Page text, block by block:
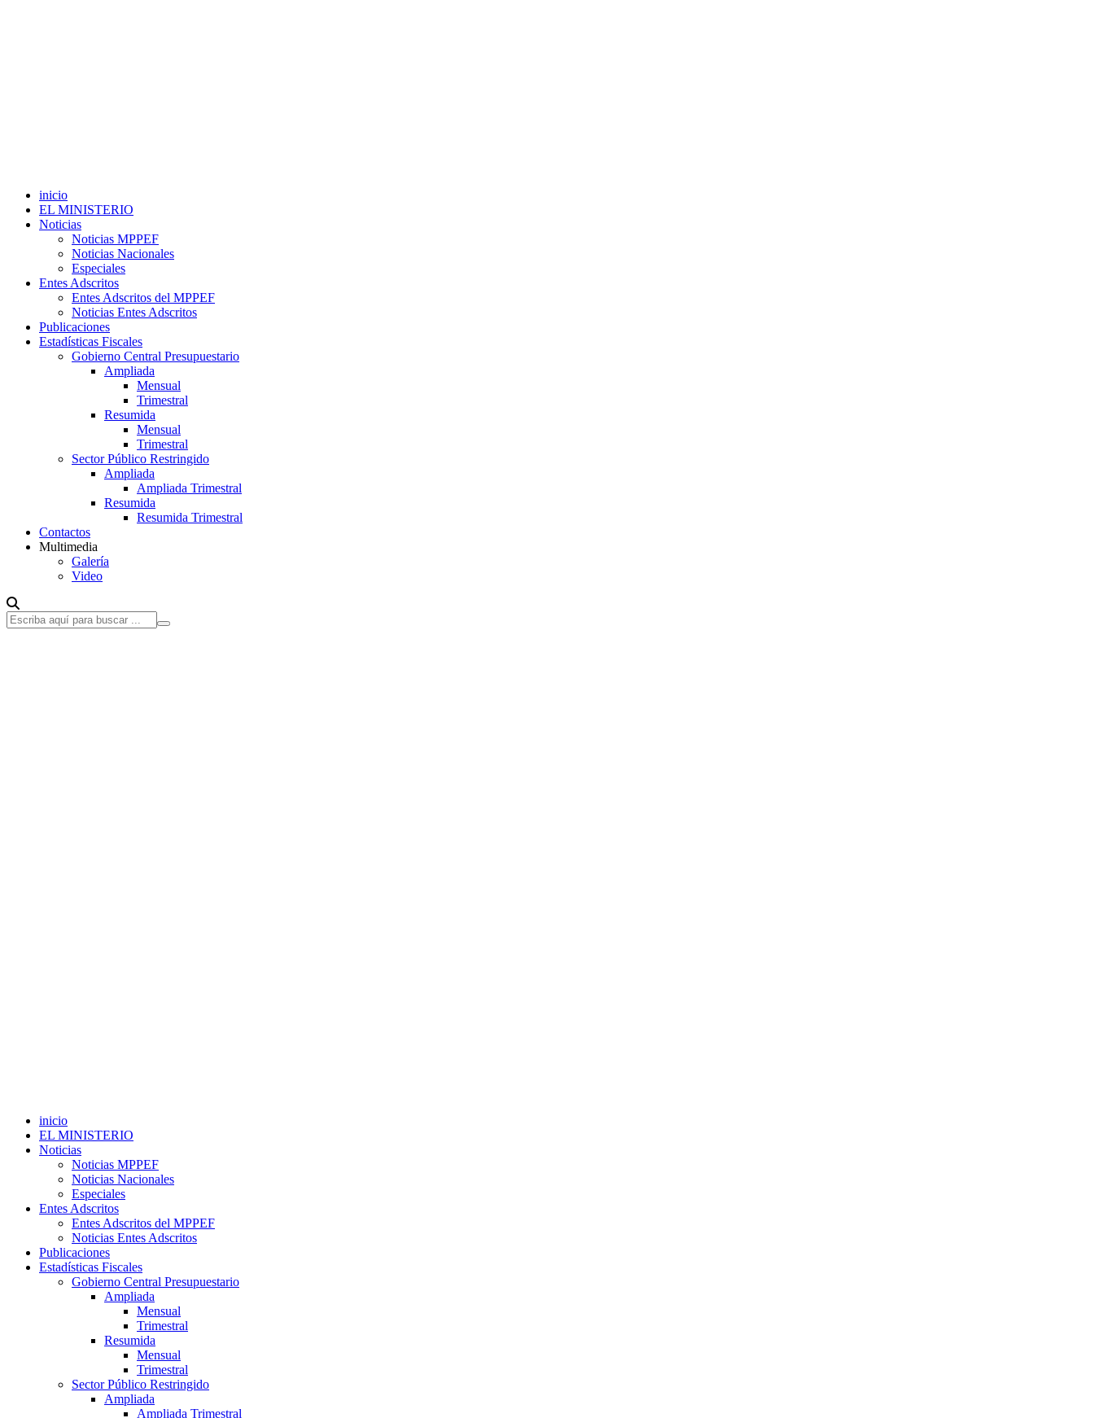
inicio
EL MINISTERIO
Noticias
Noticias MPPEF
Noticias Nacionales
Especiales
Entes Adscritos
Entes Adscritos del MPPEF
Noticias Entes Adscritos
Publicaciones
Estadísticas Fiscales
Gobierno Central Presupuestario
Ampliada
Mensual
Trimestral
Resumida
Mensual
Trimestral
Sector Público Restringido
Ampliada
Ampliada Trimestral
Resumida
Resumida Trimestral
Contactos
Multimedia
Galería
Video
inicio
EL MINISTERIO
Noticias
Noticias MPPEF
Noticias Nacionales
Especiales
Entes Adscritos
Entes Adscritos del MPPEF
Noticias Entes Adscritos
Publicaciones
Estadísticas Fiscales
Gobierno Central Presupuestario
Ampliada
Mensual
Trimestral
Resumida
Mensual
Trimestral
Sector Público Restringido
Ampliada
Ampliada Trimestral